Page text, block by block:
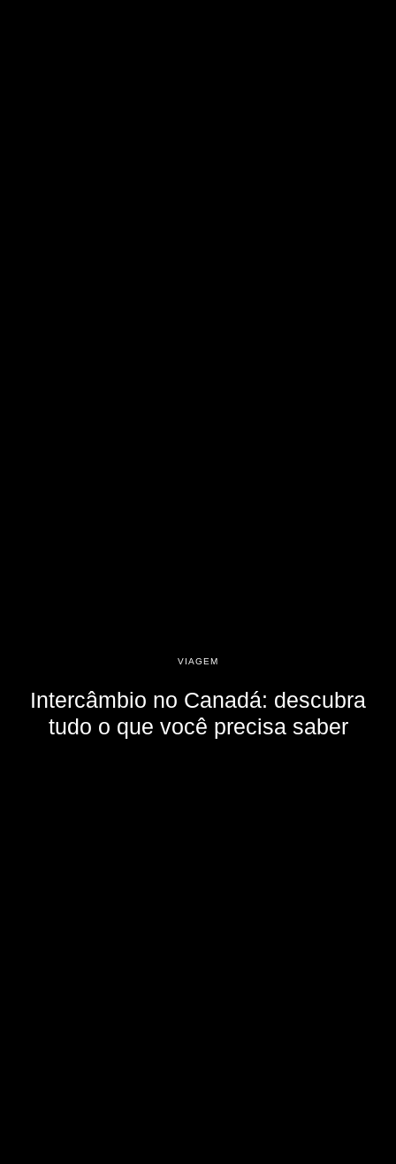
VIAGEM
Intercâmbio no Canadá: descubra
tudo o que você precisa saber